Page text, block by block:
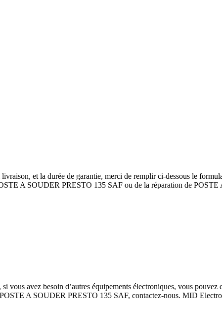
et la durée de garantie, merci de remplir ci-dessous le
A SOUDER PRESTO 135 SAF ou de la réparation de
avez besoin d’autres équipements électroniques, vous pouvez
A SOUDER PRESTO 135 SAF, contactez-nous. MID